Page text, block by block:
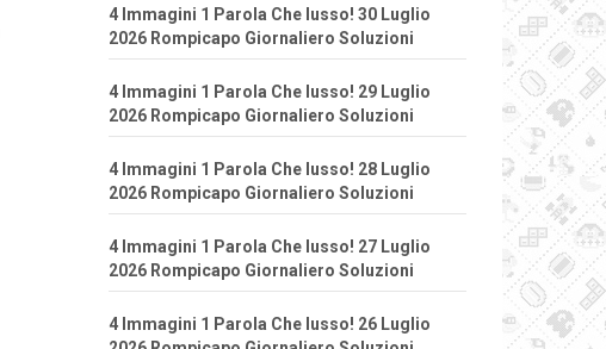
4 Immagini 1 Parola Che lusso! 30 Luglio
2026 Rompicapo Giornaliero Soluzioni
4 Immagini 1 Parola Che lusso! 29 Luglio
2026 Rompicapo Giornaliero Soluzioni
4 Immagini 1 Parola Che lusso! 28 Luglio
2026 Rompicapo Giornaliero Soluzioni
4 Immagini 1 Parola Che lusso! 27 Luglio
2026 Rompicapo Giornaliero Soluzioni
4 Immagini 1 Parola Che lusso! 26 Luglio